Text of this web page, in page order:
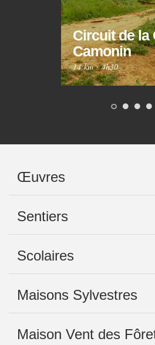
Circuit de la
Camonin
14 km·4h30
Œuvres
Sentiers
Scolaires
Maisons Sylvestres
Maison Vent des